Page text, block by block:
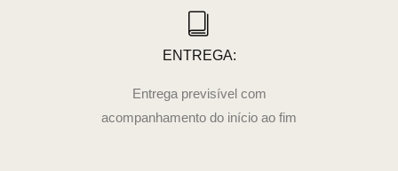
ENTREGA:
Entrega previsível com
acompanhamento do início ao fim